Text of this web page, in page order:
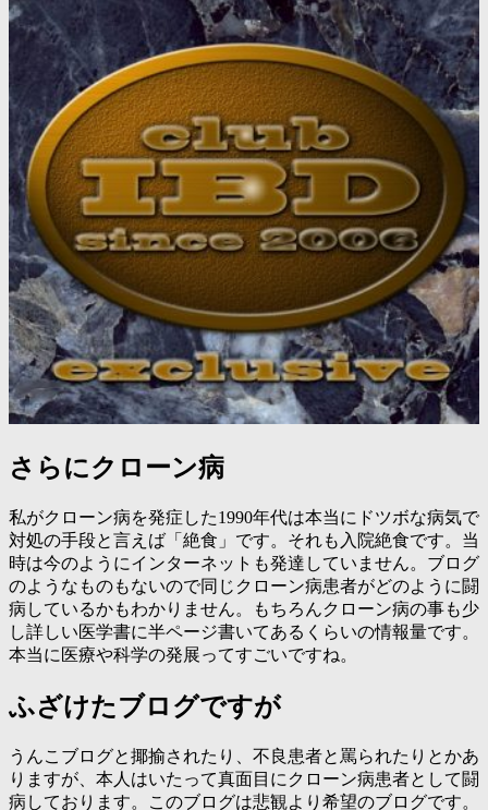
さらにクローン病
私がクローン病を発症した1990年代は本当にドツボな病気で
対処の手段と言えば「絶食」です。それも入院絶食です。当
時は今のようにインターネットも発達していません。ブログ
のようなものもないので同じクローン病患者がどのように闘
病しているかもわかりません。もちろんクローン病の事も少
し詳しい医学書に半ページ書いてあるくらいの情報量です。
本当に医療や科学の発展ってすごいですね。
ふざけたブログですが
うんこブログと揶揄されたり、不良患者と罵られたりとかあ
りますが、本人はいたって真面目にクローン病患者として闘
病しております。このブログは悲観より希望のブログです。